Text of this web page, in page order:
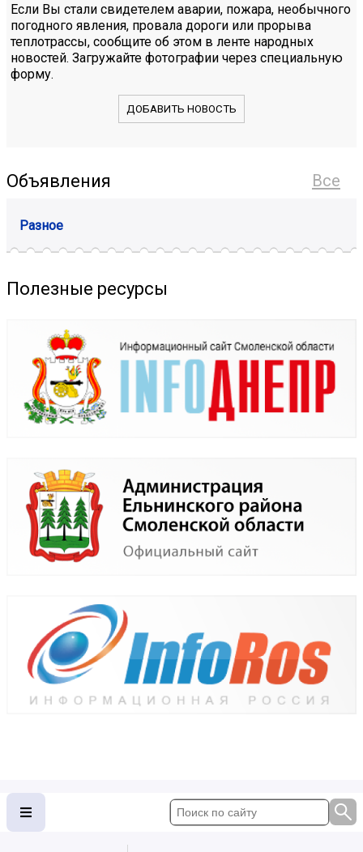
Если Вы стали свидетелем аварии, пожара, необычного
погодного явления, провала дороги или прорыва
теплотрассы, сообщите об этом в ленте народных
новостей. Загружайте фотографии через специальную
форму.
ДОБАВИТЬ НОВОСТЬ
Все
Объявления
Разное
Полезные ресурсы